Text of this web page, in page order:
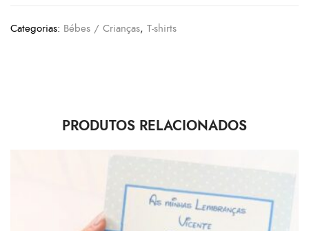
Categorias: Bébes / Crianças, T-shirts
PRODUTOS RELACIONADOS